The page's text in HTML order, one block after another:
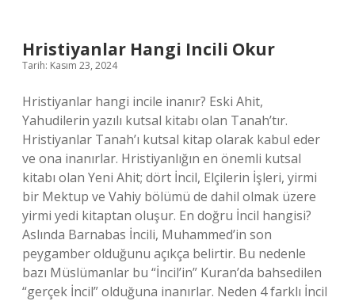
Hristiyanlar Hangi Incili Okur
Tarih: Kasım 23, 2024
Hristiyanlar hangi incile inanır? Eski Ahit,
Yahudilerin yazılı kutsal kitabı olan Tanah’tır.
Hristiyanlar Tanah’ı kutsal kitap olarak kabul eder
ve ona inanırlar. Hristiyanlığın en önemli kutsal
kitabı olan Yeni Ahit; dört İncil, Elçilerin İşleri, yirmi
bir Mektup ve Vahiy bölümü de dahil olmak üzere
yirmi yedi kitaptan oluşur. En doğru İncil hangisi?
Aslında Barnabas İncili, Muhammed’in son
peygamber olduğunu açıkça belirtir. Bu nedenle
bazı Müslümanlar bu “İncil’in” Kuran’da bahsedilen
“gerçek İncil” olduğuna inanırlar. Neden 4 farklı İncil